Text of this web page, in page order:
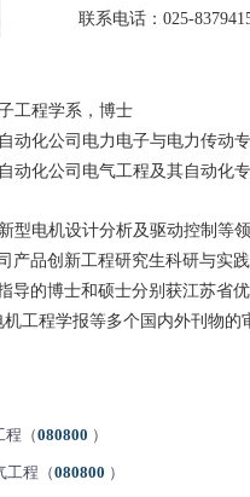
联系电话： 025-
工程学系，博士
动化公司电力电子与电力传动
动化公司电气工程及其自动化
型电机设计分析及驱动控制等
产品创新工程研究生科研与实
导的博士和硕士分别获江苏省
工程学报等多个国内外刊物的
程（080800 ）
工程（080800 ）